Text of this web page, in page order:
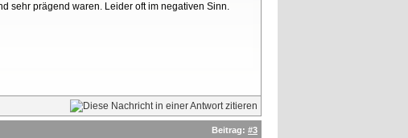
sehr prägend waren. Leider oft im negativen Sinn.
Beitrag: #3